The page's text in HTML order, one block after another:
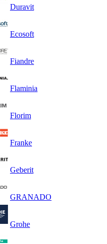
Duravit
Ecosoft
Fiandre
Flaminia
Florim
Franke
Geberit
GRANADO
Grohe